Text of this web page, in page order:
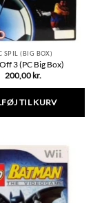
SPIL (BIG BOX)
3 (PC Big Box)
200,00 kr.
TIL KURV